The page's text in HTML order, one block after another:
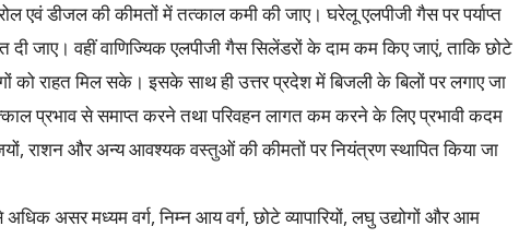
एवं डीजल की कीमतों में तत्काल कमी की जाए। घरेलू एलपीजी गैस पर पर्याप्त
जाए। वहीं वाणिज्यिक एलपीजी गैस सिलेंडरों के दाम कम किए जाएं, ताकि छोटे
को राहत मिल सके। इसके साथ ही उत्तर प्रदेश में बिजली के बिलों पर लगाए जा
प्रभाव से समाप्त करने तथा परिवहन लागत कम करने के लिए प्रभावी कदम
राशन और अन्य आवश्यक वस्तुओं की कीमतों पर नियंत्रण स्थापित किया जा
असर मध्यम वर्ग, निम्न आय वर्ग, छोटे व्यापारियों, लघु उद्योगों और आम